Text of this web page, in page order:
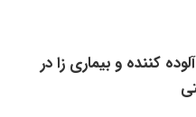
کننده و بیماری زا در